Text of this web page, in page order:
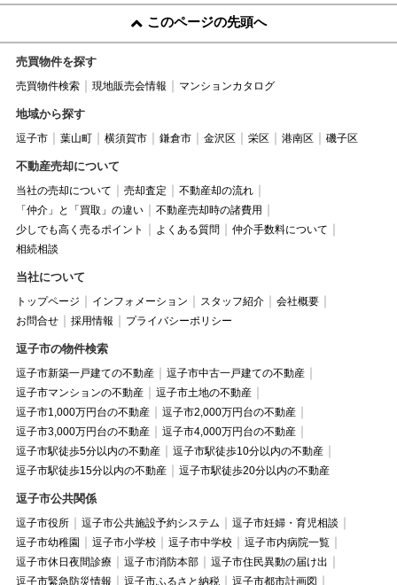
このページの先頭へ
売買物件を探す
売買物件検索 現地販売会情報 マンションカタログ
地域から探す
逗子市 葉山町 横須賀市 鎌倉市 金沢区 栄区 港南区 磯子区
不動産売却について
当社の売却について 売却査定
不動産却の流れ
「仲介」と「買取」の違い
不動産売却時の諸費用
少しでも高く売るポイント
よくある質問
仲介手数料について
相続相談
当社について
トップページ インフォメーション スタッフ紹介
会社概要
お問合せ
採用情報 プライバシーポリシー
逗子市の物件検索
逗子市新築一戸建ての不動産
逗子市中古一戸建ての不動産
逗子市マンションの不動産
逗子市土地の不動産
逗子市1,000万円台の不動産
逗子市2,000万円台の不動産
逗子市3,000万円台の不動産
逗子市4,000万円台の不動産
逗子市駅徒歩5分以内の不動産
逗子市駅徒歩10分以内の不動産
逗子市駅徒歩15分以内の不動産
逗子市駅徒歩20分以内の不動産
逗子市公共関係
逗子市役所 逗子市公共施設予約システム
逗子市妊婦・育児相談
逗子市幼稚園
逗子市小学校 逗子市中学校
逗子市内病院一覧
逗子市休日夜間診療
逗子市消防本部
逗子市住民異動の届け出
逗子市緊急防災情報
逗子市ふるさと納税
逗子市都市計画図